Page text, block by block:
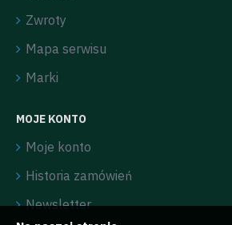
Zwroty
Mapa serwisu
Marki
MOJE KONTO
Moje konto
Historia zamówień
Newsletter